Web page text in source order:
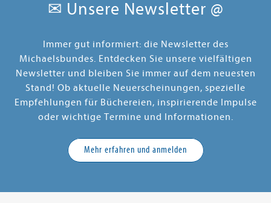
✉ Unsere Newsletter @
Immer gut informiert: die Newsletter des
Michaelsbundes. Entdecken Sie unsere vielfältigen
Newsletter und bleiben Sie immer auf dem neuesten
Stand! Ob aktuelle Neuerscheinungen, spezielle
Empfehlungen für Büchereien, inspirierende Impulse
oder wichtige Termine und Informationen.
Mehr erfahren und anmelden